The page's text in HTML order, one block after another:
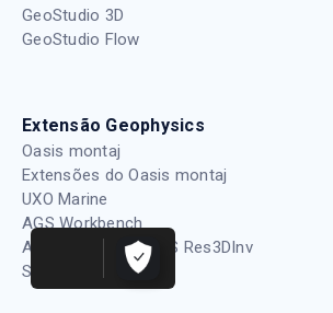
GeoStudio 3D
GeoStudio Flow
Extensão Geophysics
Oasis montaj
Extensões do Oasis montaj
UXO Marine
AGS Workbench
AGS Res2DInv e AGS Res3DInv
SPIA